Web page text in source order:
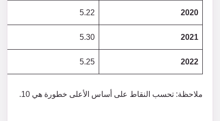
2020
5.22
2021
5.30
2022
5.25
ملاحظة: تحسب النقاط على أساس الأعلى خطورة هي 10.